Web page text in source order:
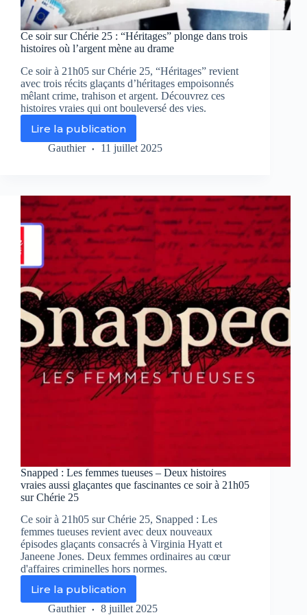
RMC
Découverte
Ce soir sur Chérie 25 : “Héritages” plonge dans trois
histoires où l’argent mène au drame
Ce soir à 21h05 sur Chérie 25, “Héritages” revient
avec trois récits glaçants d’héritages empoisonnés
mêlant crime, trahison et argent. Découvrez ces
histoires vraies qui ont bouleversé des vies.
Lire la publication
Ce
soir
:
“Héritages”
plonge
dans
trois
histoires
où
l’argent
mène
au
drame
Gauthier 11 juillet 2025
Snapped : Les femmes tueuses – Deux histoires
vraies aussi glaçantes que fascinantes ce soir à 21h05
sur Chérie 25
Ce soir à 21h05 sur Chérie 25, Snapped : Les
femmes tueuses revient avec deux nouveaux
épisodes glaçants consacrés à Virginia Hyatt et
Janeene Jones. Deux femmes ordinaires au cœur
d'affaires criminelles hors normes.
Lire la publication
Snapped
:
Gauthier 8 juillet 2025